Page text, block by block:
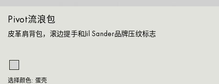
Pivot流浪包
皮革肩背包，滚边提手和Jil Sander品牌压纹标志
选择颜色: 蛋壳